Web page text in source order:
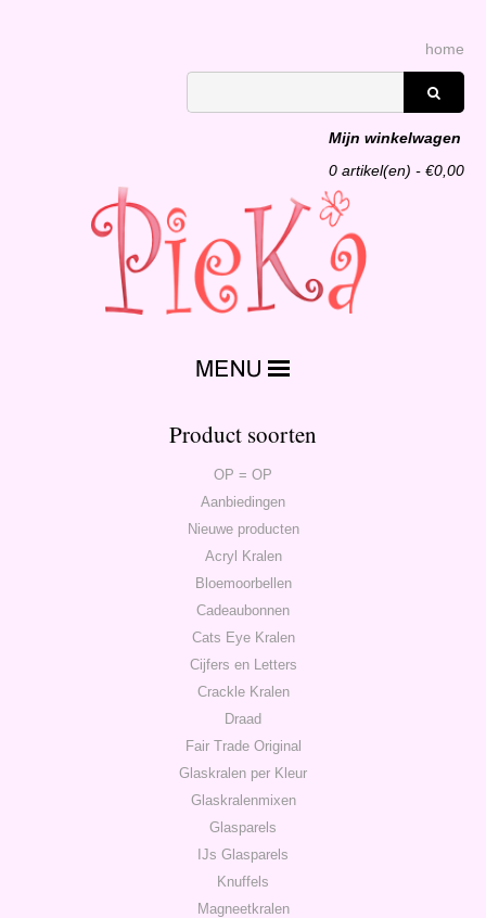
home
Mijn winkelwagen
0 artikel(en) - €0,00
Product soorten
OP = OP
Aanbiedingen
Nieuwe producten
Acryl Kralen
Bloemoorbellen
Cadeaubonnen
Cats Eye Kralen
Cijfers en Letters
Crackle Kralen
Draad
Fair Trade Original
Glaskralen per Kleur
Glaskralenmixen
Glasparels
IJs Glasparels
Knuffels
Magneetkralen